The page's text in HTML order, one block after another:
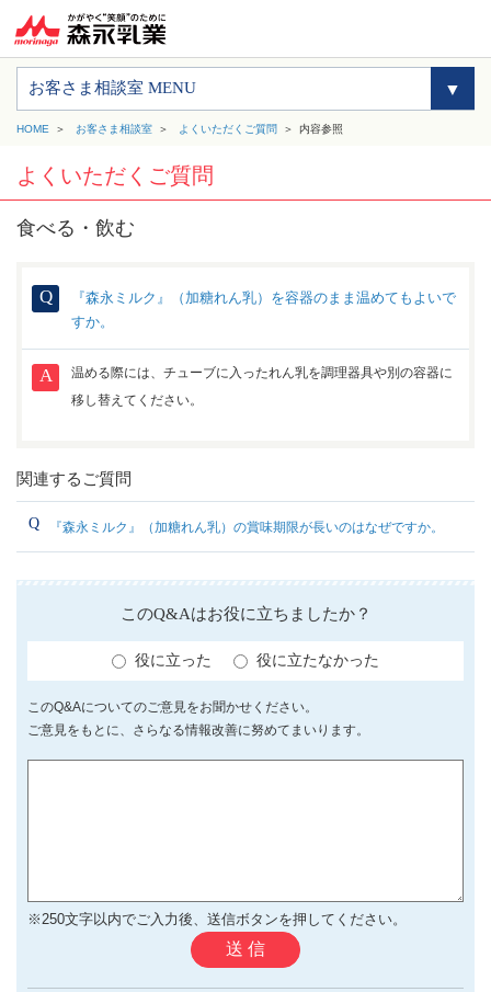
お客さま相談室 MENU
HOME お客さま相談室 よくいただくご質問 内容参照
よくいただくご質問
食べる・飲む
『森永ミルク』（加糖れん乳）を容器のまま温めてもよいで
すか。
温める際には、チューブに入ったれん乳を調理器具や別の容器に
移し替えてください。
関連するご質問
『森永ミルク』（加糖れん乳）の賞味期限が長いのはなぜですか。
このQ&Aはお役に立ちましたか？
役に立った 役に立たなかった
このQ&Aについてのご意見をお聞かせください。
ご意見をもとに、さらなる情報改善に努めてまいります。
※250文字以内でご入力後、送信ボタンを押してください。
送 信